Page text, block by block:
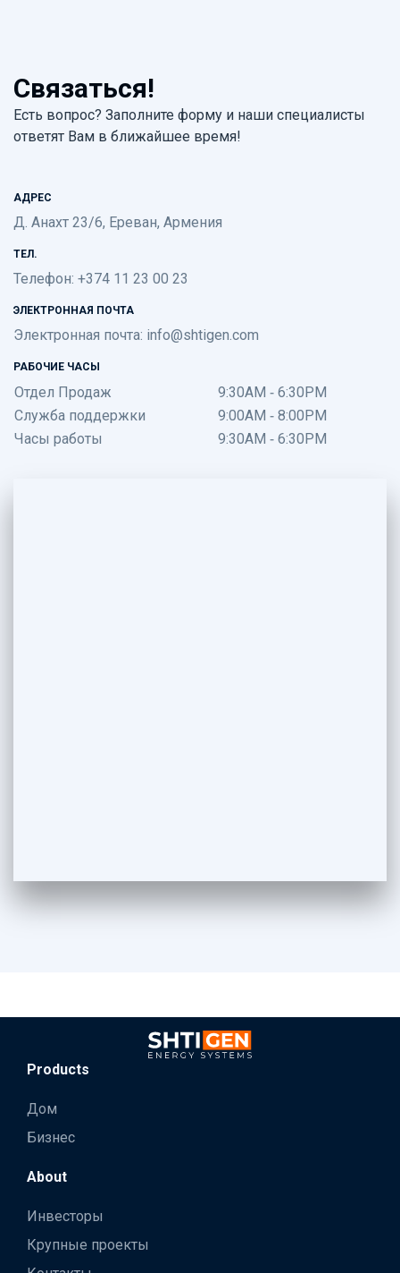
Связаться!
Есть вопрос? Заполните форму и наши специалисты
ответят Вам в ближайшее время!
АДРЕС
Д. Анахт 23/6, Ереван, Армения
ТЕЛ.
Телефон: +374 11 23 00 23
ЭЛЕКТРОННАЯ ПОЧТА
Электронная почта: info@shtigen.com
РАБОЧИЕ ЧАСЫ
Отдел Продаж
9:30AM - 6:30PM
Служба поддержки
9:00AM - 8:00PM
Часы работы
9:30AM - 6:30PM
Products
Дом
Бизнес
About
Инвесторы
Крупные проекты